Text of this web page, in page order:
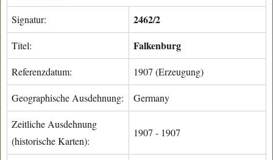
Signatur: 2462/2
Titel: Falkenburg
Referenzdatum: 1907 (Erzeugung)
Geographische Ausdehnung: Germany
Zeitliche Ausdehnung
(historische Karten):
1907 - 1907